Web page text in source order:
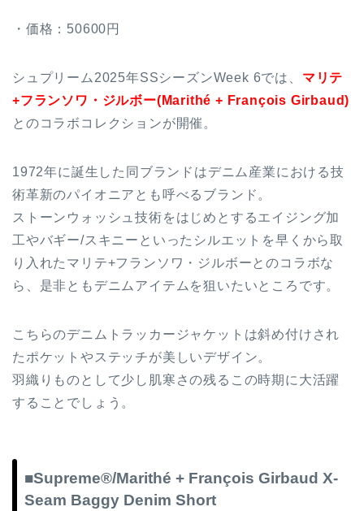
・価格：50600円
シュプリーム2025年SSシーズンWeek 6では、 マリテ
+フランソワ・ジルボー(Marithé + François Girbaud)
とのコラボコレクションが開催。
1972年に誕生した同ブランドはデニム産業における技
術革新のパイオニアとも呼べるブランド。
ストーンウォッシュ技術をはじめとするエイジング加
工やバギー/スキニーといったシルエットを早くから取
り入れたマリテ+フランソワ・ジルボーとのコラボな
ら、是非ともデニムアイテムを狙いたいところです。
こちらのデニムトラッカージャケットは斜め付けされ
たポケットやステッチが美しいデザイン。
羽織りものとして少し肌寒さの残るこの時期に大活躍
することでしょう。
■Supreme®/Marithé + François Girbaud X-
Seam Baggy Denim Short